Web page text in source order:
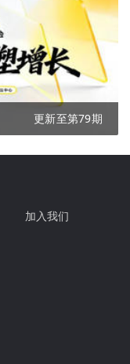
更新至第79期
加入我们